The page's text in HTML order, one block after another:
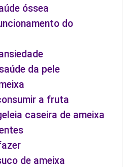
óssea
do
da pele
a fruta
caseira de ameixa
de ameixa